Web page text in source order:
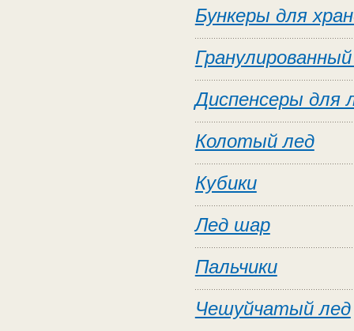
Бункеры для
Диспенсеры для
Колотый лед
Кубики
Лед шар
Пальчики
Чешуйчатый лед